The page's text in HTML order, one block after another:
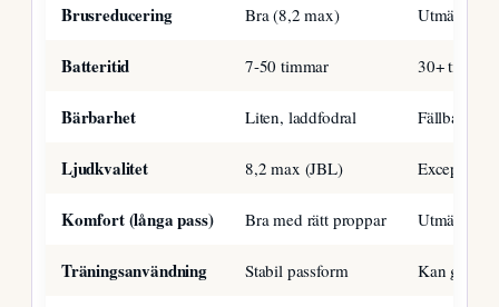
Brusreducering Bra (8,2 max) Utmärkt
Batteritid 7-50 timmar 30+ timmar
Bärbarhet Liten, laddfodral Fällbar,
Ljudkvalitet 8,2 max (JBL)
Komfort (långa pass) Bra med rätt proppar Utmärkt
Träningsanvändning Stabil passform Kan glida